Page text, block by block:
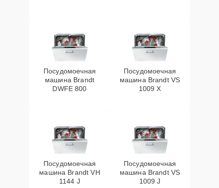
Посудомоечная
машина Brandt
DWFE 800
Посудомоечная
машина Brandt VS
1009 X
Посудомоечная
машина Brandt VH
1144 J
Посудомоечная
машина Brandt VS
1009 J